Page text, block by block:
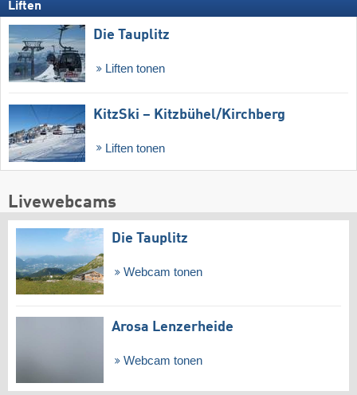
Liften
Die Tauplitz
Liften tonen
KitzSki – Kitzbühel/​Kirchberg
Liften tonen
Livewebcams
Die Tauplitz
Webcam tonen
Arosa Lenzerheide
Webcam tonen